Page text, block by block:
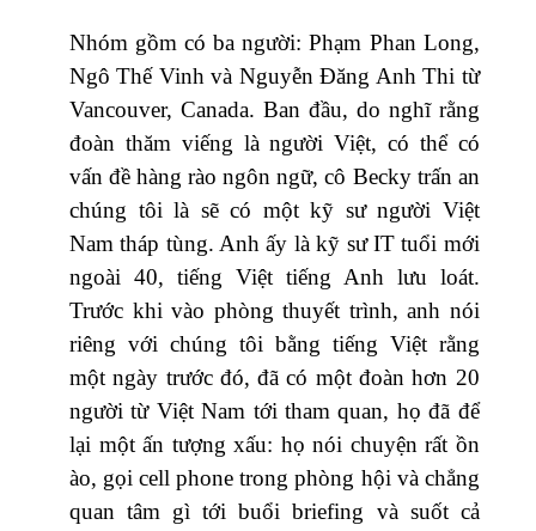
Nhóm gồm có ba người: Phạm Phan Long,
Ngô Thế Vinh và Nguyễn Đăng Anh Thi từ
Vancouver, Canada. Ban đầu, do nghĩ rằng
đoàn thăm viếng là người Việt, có thể có
vấn đề hàng rào ngôn ngữ, cô Becky trấn an
chúng tôi là sẽ có một kỹ sư người Việt
Nam tháp tùng. Anh ấy là kỹ sư IT tuổi mới
ngoài 40, tiếng Việt tiếng Anh lưu loát.
Trước khi vào phòng thuyết trình, anh nói
riêng với chúng tôi bằng tiếng Việt rằng
một ngày trước đó, đã có một đoàn hơn 20
người từ Việt Nam tới tham quan, họ đã để
lại một ấn tượng xấu: họ nói chuyện rất ồn
ào, gọi cell phone trong phòng hội và chẳng
quan tâm gì tới buổi briefing và suốt cả